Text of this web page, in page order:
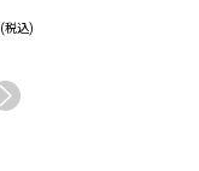
(税込)